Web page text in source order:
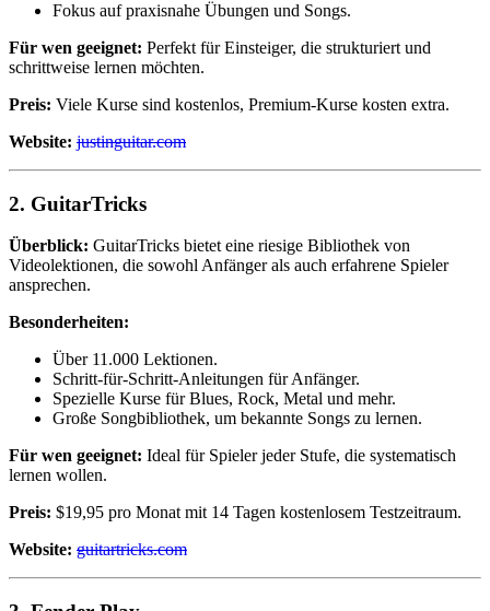
Fokus auf praxisnahe Übungen und Songs.
Für wen geeignet: Perfekt für Einsteiger, die strukturiert und
schrittweise lernen möchten.
Preis: Viele Kurse sind kostenlos, Premium-Kurse kosten extra.
Website: justinguitar.com
2. GuitarTricks
Überblick: GuitarTricks bietet eine riesige Bibliothek von
Videolektionen, die sowohl Anfänger als auch erfahrene Spieler
ansprechen.
Besonderheiten:
Über 11.000 Lektionen.
Schritt-für-Schritt-Anleitungen für Anfänger.
Spezielle Kurse für Blues, Rock, Metal und mehr.
Große Songbibliothek, um bekannte Songs zu lernen.
Für wen geeignet: Ideal für Spieler jeder Stufe, die systematisch
lernen wollen.
Preis: $19,95 pro Monat mit 14 Tagen kostenlosem Testzeitraum.
Website: guitartricks.com